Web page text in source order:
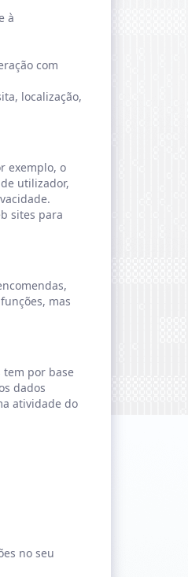
à
com
localização,
exemplo, o
utilizador,
sites para
mas
tem por base
dados
atividade do
no seu